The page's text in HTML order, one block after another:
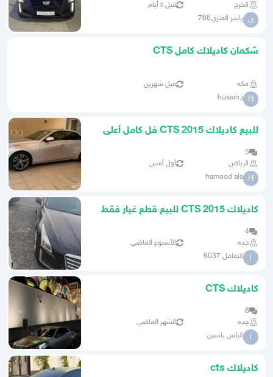
الخرج
قبل ٥ أيام
ي ياسر العنزي766
شكمان كاديلاك كامل CTS
مكه قبل شهرين
H
hussin.j
للبيع كاديلاك CTS 2015 فل كامل أعلى
5
الرياض
أول أمس
H
hamood ala
كاديلاك CTS 2015 للبيع قطع غيار فقط
4
جده
الأسبوع الماضي
ا التعامل 6037
كاديلاك CTS
6
جده
الشهر الماضي
ا الياس ياسين
كاديلاك cts